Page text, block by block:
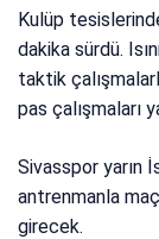
Kulüp
dakika sürdü.
taktik
pas çalışmaları
Sivasspor yarın
antrenmanla
girecek.